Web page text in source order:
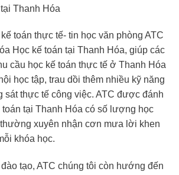
Thanh Hóa
toán thực tế- tin học văn phòng ATC
Học kế toán tại Thanh Hóa, giúp các
cầu học kế toán thực tế ở Thanh Hóa
học tập, trau dồi thêm nhiều kỹ năng
sát thực tế công việc. ATC được đánh
toán tại Thanh Hóa có số lượng học
xuyên nhận cơn mưa lời khen
khóa học.
tạo, ATC chúng tôi còn hướng đến